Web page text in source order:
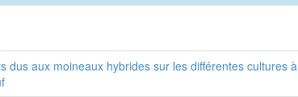
dus aux moineaux hybrides sur les différentes cultures à